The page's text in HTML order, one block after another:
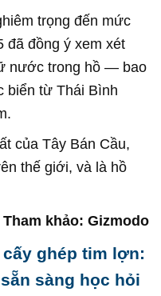
trọng đến mức
đã đồng ý xem xét
nước trong hồ — bao
biển từ Thái Bình
của Tây Bán Cầu,
thế giới, và là hồ
Tham khảo: Gizmodo
ghép tim lợn:
sàng học hỏi